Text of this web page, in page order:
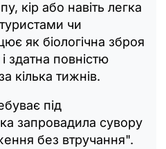
кір або навіть легка
чи
як біологічна зброя
здатна повністю
кілька тижнів.
під
запровадила сувору
без втручання".